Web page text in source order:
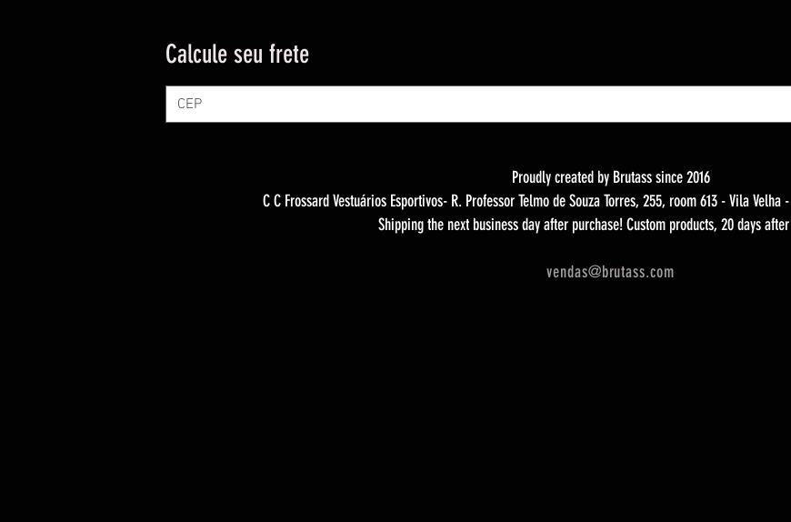
Calcule seu frete
Proudly created by Brutass since 2016
C C Frossard Vestuários Esportivos- R. Professor Telmo de Souza Torres, 255, room 613 - Vila Velha
Shipping the next business day after purchase! Custom products, 20 days
vendas@brutass.com